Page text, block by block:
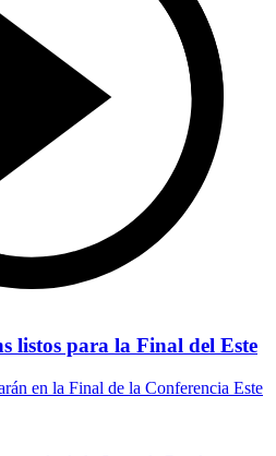
listos para la Final del Este
en la Final de la Conferencia Este